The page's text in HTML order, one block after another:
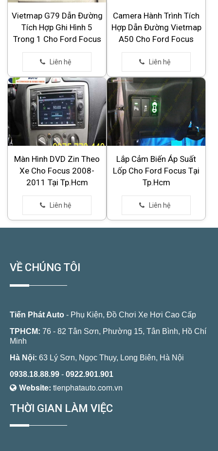
Vietmap G79 Dẫn Đường
Tích Hợp Ghi Hình 5
Trong 1 Cho Ford Focus
Camera Hành Trình Tích
Hợp Dẫn Đường Vietmap
A50 Cho Ford Focus
Màn Hình DVD Zin Theo
Xe Cho Focus 2008-
2011 Tại Tp.Hcm
Lắp Cảm Biến Áp Suất
Lốp Cho Ford Focus Tại
Tp.Hcm
VỀ CHÚNG TÔI
Tiến Phát Auto - Phụ Kiện, Đồ Chơi Xe Hơi Cao Cấp
TPHCM: 76 - 82 Tân Sơn, Phường 15, Tân Bình, Hồ Chí
Minh
Hà Nội: 63 Lý Sơn, Ngọc Thụy, Long Biên, Hà Nội
0938.18.88.99 - 0922.901.901
Website: tienphatauto.com.vn
THỜI GIAN LÀM VIỆC